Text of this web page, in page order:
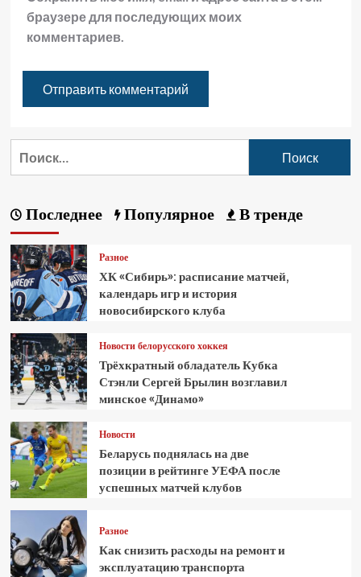
браузере для последующих моих
комментариев.
Последнее Популярное В тренде
Разное
ХК «Сибирь»: расписание матчей,
календарь игр и история
новосибирского клуба
Новости белорусского хоккея
Трёхкратный обладатель Кубка
Стэнли Сергей Брылин возглавил
минское «Динамо»
Новости
Беларусь поднялась на две
позиции в рейтинге УЕФА после
успешных матчей клубов
Разное
Как снизить расходы на ремонт и
эксплуатацию транспорта